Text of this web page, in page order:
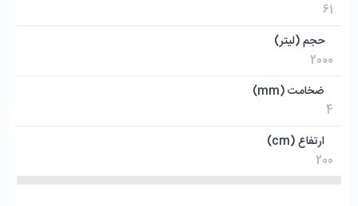
61
حجم (لیتر)
2000
ضخامت (mm)
4
ارتفاع (cm)
200